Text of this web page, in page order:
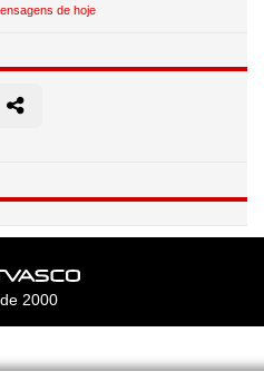
de hoje
2000